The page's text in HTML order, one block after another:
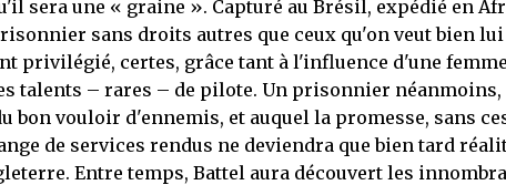
sera une « graine ». Capturé au Brésil, expédié en
sans droits autres que ceux qu'on veut bien
privilégié, certes, grâce tant à l'influence d'une
talents – rares – de pilote. Un prisonnier
bon vouloir d'ennemis, et auquel la promesse, sans
de services rendus ne deviendra que bien tard
Entre temps, Battel aura découvert les